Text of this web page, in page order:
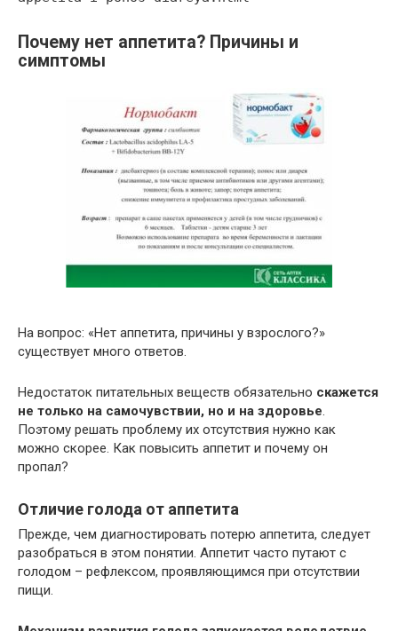
Почему нет аппетита? Причины и
симптомы
На вопрос: «Нет аппетита, причины у взрослого?»
существует много ответов.
Недостаток питательных веществ обязательно скажется
не только на самочувствии, но и на здоровье.
Поэтому решать проблему их отсутствия нужно как
можно скорее. Как повысить аппетит и почему он
пропал?
Отличие голода от аппетита
Прежде, чем диагностировать потерю аппетита, следует
разобраться в этом понятии. Аппетит часто путают с
голодом – рефлексом, проявляющимся при отсутствии
пищи.